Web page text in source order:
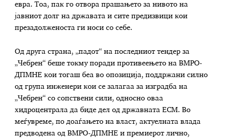
евра. Тоа, пак го отвора прашањето за нивото на
јавниот долг на државата и сите предизвици кои
презадолженоста ги носи со себе.
Од друга страна, „падот“ на последниот тендер за
„Чебрен“ беше токму поради противеењето на ВМРО-
ДПМНЕ кои тогаш беа во опозиција, поддржани силно
од група инженери кои се залагаа за изградба на
„Чебрен“ со сопствени сили, односно оваа
хидроцентрала да биде дел од државната ЕСМ. Во
меѓувреме, по доаѓањето на власт, актуелната влада
предводена од ВМРО-ДПМНЕ и премиерот лично,